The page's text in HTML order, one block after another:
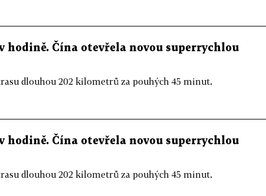
hodině. Čína otevřela novou superrychlou
dlouhou 202 kilometrů za pouhých 45 minut.
hodině. Čína otevřela novou superrychlou
dlouhou 202 kilometrů za pouhých 45 minut.